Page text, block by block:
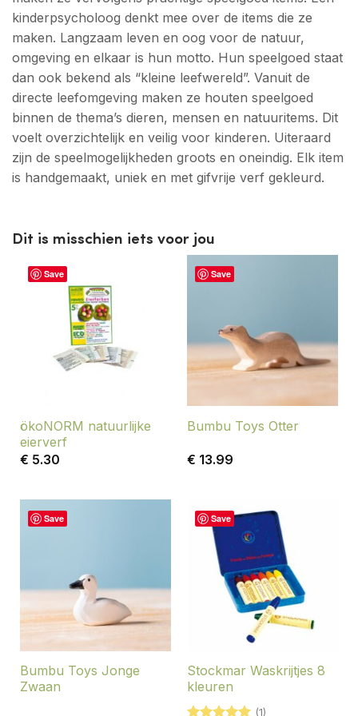
kinderpsycholoog denkt mee over de items die ze
maken. Langzaam leven en oog voor de natuur,
omgeving en elkaar is hun motto. Hun speelgoed staat
dan ook bekend als “kleine leefwereld”. Vanuit de
directe leefomgeving maken ze houten speelgoed
binnen de thema’s dieren, mensen en natuuritems. Dit
voelt overzichtelijk en veilig voor kinderen. Uiteraard
zijn de speelmogelijkheden groots en oneindig. Elk item
is handgemaakt, uniek en met gifvrije verf gekleurd.
Dit is misschien iets voor jou
Save
ökoNORM natuurlijke
eierverf
€ 5.30
Save
Bumbu Toys Otter
€ 13.99
Save
Bumbu Toys Jonge
Zwaan
Save
Stockmar Waskrijtjes 8
kleuren
(1)